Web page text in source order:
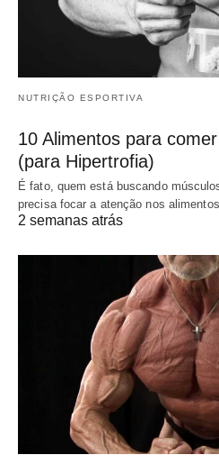
NUTRIÇÃO ESPORTIVA
10 Alimentos para
(para Hipertrofia)
É fato, quem está buscando
precisa focar a atenção nos
2 semanas atrás